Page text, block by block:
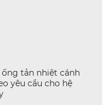
ống tản nhiệt cánh
yêu cầu cho hệ